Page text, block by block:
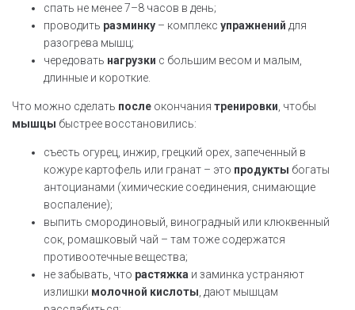
спать не менее 7–8 часов в день;
проводить разминку – комплекс упражнений для
разогрева мышц;
чередовать нагрузки с большим весом и малым,
длинные и короткие.
Что можно сделать после окончания тренировки , чтобы
мышцы быстрее восстановились:
съесть огурец, инжир, грецкий орех, запеченный в
кожуре картофель или гранат – это продукты богаты
антоцианами (химические соединения, снимающие
воспаление);
выпить смородиновый, виноградный или клюквенный
сок, ромашковый чай – там тоже содержатся
противоотечные вещества;
не забывать, что растяжка и заминка устраняют
излишки молочной кислоты , дают мышцам